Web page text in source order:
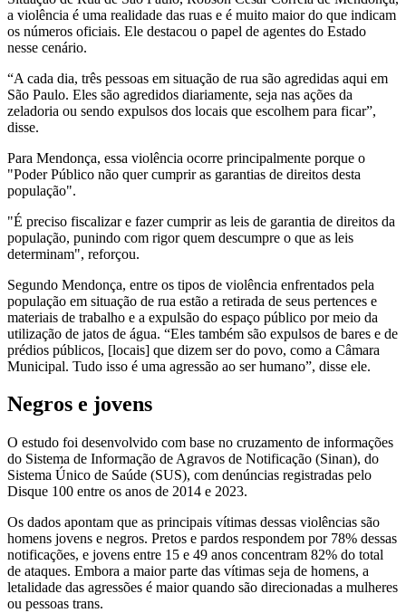
a violência é uma realidade das ruas e é muito maior do que indicam
os números oficiais. Ele destacou o papel de agentes do Estado
nesse cenário.
“A cada dia, três pessoas em situação de rua são agredidas aqui em
São Paulo. Eles são agredidos diariamente, seja nas ações da
zeladoria ou sendo expulsos dos locais que escolhem para ficar”,
disse.
Para Mendonça, essa violência ocorre principalmente porque o
"Poder Público não quer cumprir as garantias de direitos desta
população".
"É preciso fiscalizar e fazer cumprir as leis de garantia de direitos da
população, punindo com rigor quem descumpre o que as leis
determinam", reforçou.
Segundo Mendonça, entre os tipos de violência enfrentados pela
população em situação de rua estão a retirada de seus pertences e
materiais de trabalho e a expulsão do espaço público por meio da
utilização de jatos de água. “Eles também são expulsos de bares e de
prédios públicos, [locais] que dizem ser do povo, como a Câmara
Municipal. Tudo isso é uma agressão ao ser humano”, disse ele.
Negros e jovens
O estudo foi desenvolvido com base no cruzamento de informações
do Sistema de Informação de Agravos de Notificação (Sinan), do
Sistema Único de Saúde (SUS), com denúncias registradas pelo
Disque 100 entre os anos de 2014 e 2023.
Os dados apontam que as principais vítimas dessas violências são
homens jovens e negros. Pretos e pardos respondem por 78% dessas
notificações, e jovens entre 15 e 49 anos concentram 82% do total
de ataques. Embora a maior parte das vítimas seja de homens, a
letalidade das agressões é maior quando são direcionadas a mulheres
ou pessoas trans.